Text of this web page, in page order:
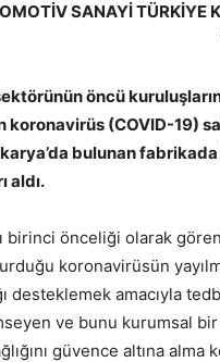
SANAYİ TÜRKİYE
öncü
koronavirüs (COVID-19)
bulunan
aldı.
birinci önceliği olarak
koronavirüsün
desteklemek amacıyla
ve bunu kurumsal
güvence altına